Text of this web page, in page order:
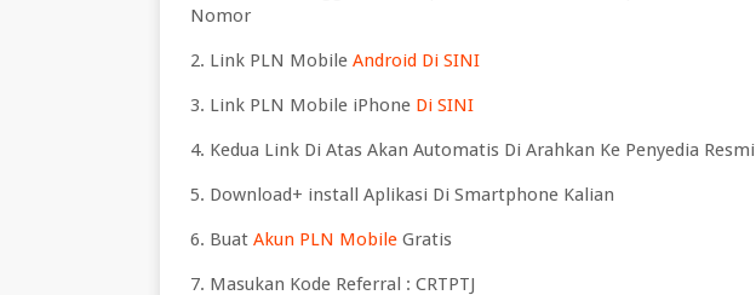
Nomor
2. Link PLN Mobile Android Di SINI
3. Link PLN Mobile iPhone Di SINI
4. Kedua Link Di Atas Akan Automatis Di Arahkan Ke Penyedia Resmi
5. Download+ install Aplikasi Di Smartphone Kalian
6. Buat Akun PLN Mobile Gratis
7. Masukan Kode Referral : CRTPTJ